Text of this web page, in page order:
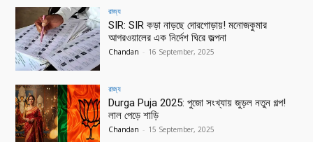
রাজ্য
SIR: SIR কড়া নাড়ছে দোরগোড়ায়! মনোজকুমার
আগরওয়ালের এক নির্দেশ ঘিরে জল্পনা
Chandan - 16 September, 2025
রাজ্য
Durga Puja 2025: পুজো সংখ্যায় জুড়ল নতুন গল্প!
লাল পেড়ে শাড়ি
Chandan - 15 September, 2025